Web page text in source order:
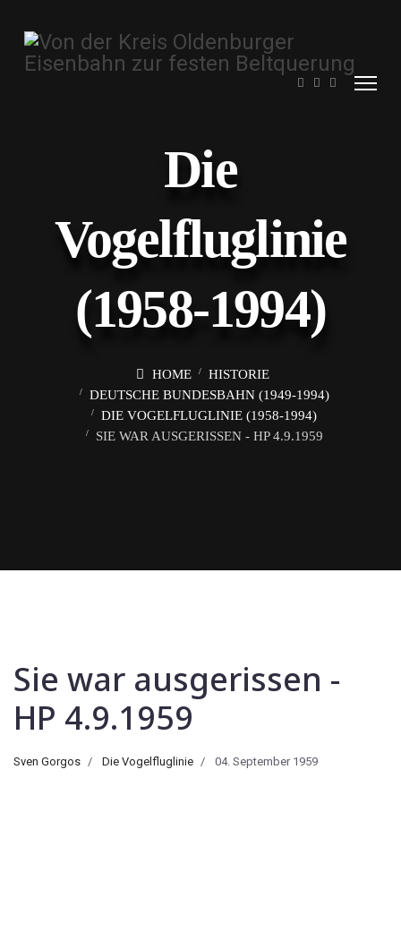
Die
Vogelfluglinie
(1958-1994)
HOME
HISTORIE
DEUTSCHE BUNDESBAHN (1949-1994)
DIE VOGELFLUGLINIE (1958-1994)
SIE WAR AUSGERISSEN - HP 4.9.1959
Sie war ausgerissen -
HP 4.9.1959
Sven Gorgos Die Vogelfluglinie 04. September 1959